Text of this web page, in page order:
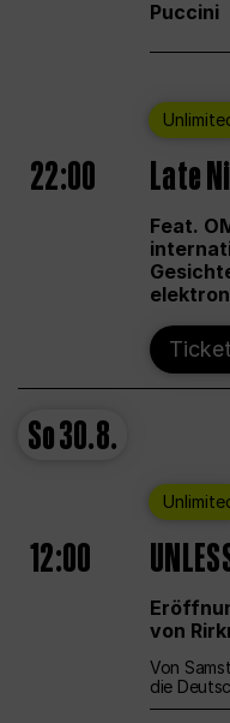
Puccini
22:00 Late
Feat.
So30.8.
12:00
von
Von
die